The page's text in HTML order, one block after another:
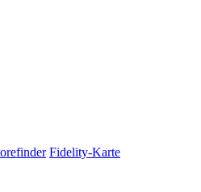
Fidelity-Karte